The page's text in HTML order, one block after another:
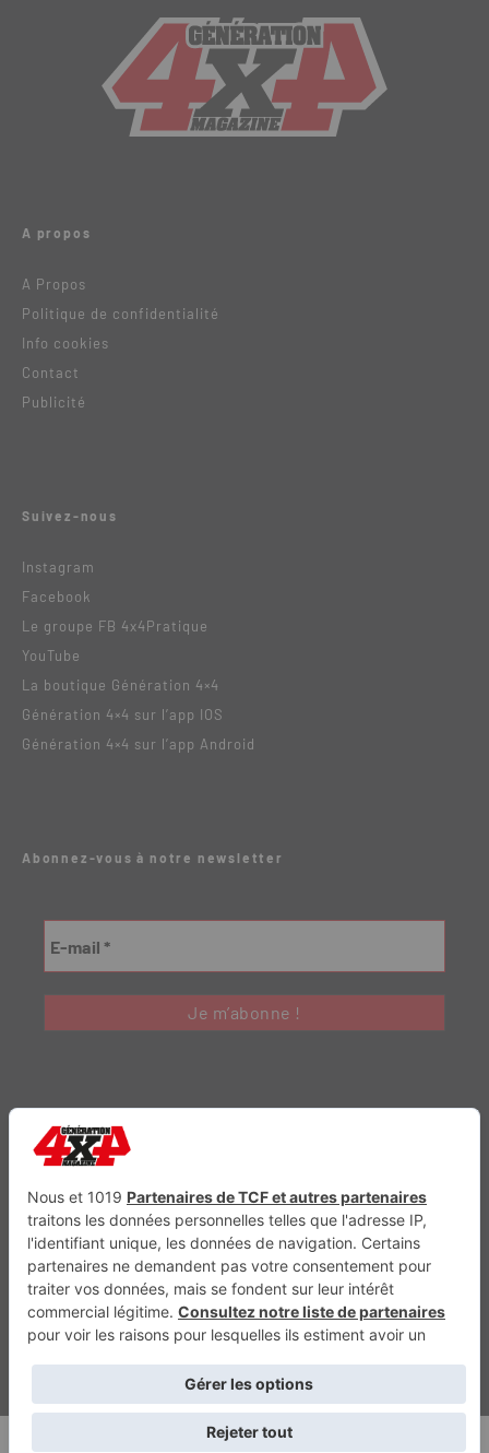
A propos
A Propos
Politique de confidentialité
Info cookies
Contact
Publicité
Suivez-nous
Instagram
Facebook
Le groupe FB 4x4Pratique
YouTube
La boutique Génération 4×4
Génération 4×4 sur l’app IOS
Génération 4×4 sur l’app Android
Abonnez-vous à notre newsletter
MX2K Enduro Mag Trail Adventure Trial Mag Sport-Bikes
Boutique CPPRESSE Maisons A Vivre
Retour en haut